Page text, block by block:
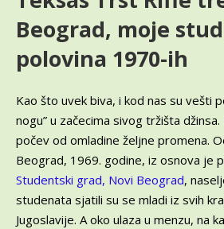
Beograd, moje
polovina 1970-ih
Kao što uvek biva, i kod nas su vešti
nogu” u začecima sivog tržišta
počev od omladine željne promena.
Beograd, 1969. godine, iz osnova je
Studentski grad, Novi Beograd,
studenata sjatili su se mladi iz svih
Jugoslavije. A oko ulaza u menzu, na